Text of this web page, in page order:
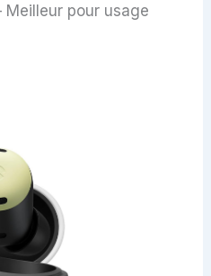
Meilleur pour usage